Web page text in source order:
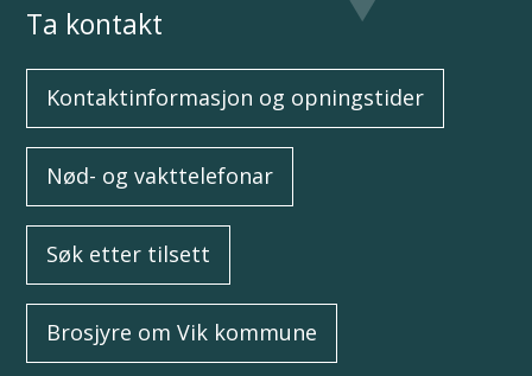
Ta kontakt
Kontaktinformasjon og opningstider
Nød- og vakttelefonar
Søk etter tilsett
Brosjyre om Vik kommune